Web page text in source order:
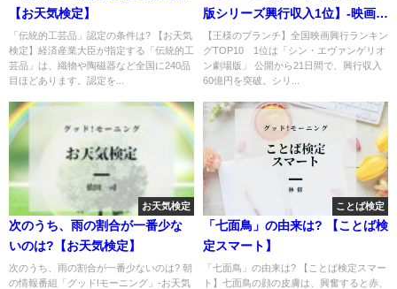
【お天気検定】
「伝統的工芸品」認定の条件は? 【お天気
検定】経済産業大臣が指定する「伝統的工
芸品」は、織物や陶磁器など全国に240品
目ほどあります。認定を...
版シリーズ興行収入1位】-映画興
行ランキングTOP10
【王様のブランチ】全国映画興行ランキン
グTOP10 1位は「シン・エヴァンゲリオ
ン劇場版」 公開から21日間で、興行収入
60億円を突破。シリ...
お天気検定
次のうち、雨の割合が一番少な
いのは?【お天気検定】
次のうち、雨の割合が一番少ないのは? 朝
の情報番組「グッド!モーニング」-お天気
ことば検定
「七面鳥」の由来は? 【ことば検
定スマート】
「七面鳥」の由来は? 【ことば検定スマー
ト】七面鳥の顔の皮膚は、興奮すると赤、